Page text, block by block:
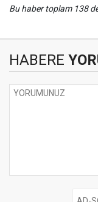
Bu haber toplam 138
HABERE